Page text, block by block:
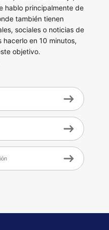
hablo principalmente de
también tienen
sociales o noticias de
en 10 minutos,
objetivo.